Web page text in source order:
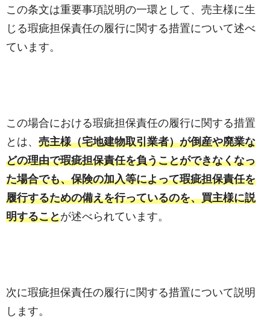
この条文は重要事項説明の一環として、売主様に生
じる瑕疵担保責任の履行に関する措置について述べ
ています。
この場合における瑕疵担保責任の履行に関する措置
とは、 売主様（宅地建物取引業者）が倒産や廃業な
どの理由で瑕疵担保責任を負うことができなくなっ
た場合でも、保険の加入等によって瑕疵担保責任を
履行するための備えを行っているのを、買主様に説
明することが述べられています。
次に瑕疵担保責任の履行に関する措置について説明
します。